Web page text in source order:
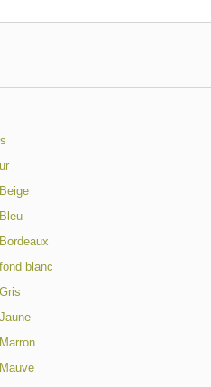
Beige
Bleu
Bordeaux
fond blanc
Gris
Jaune
Marron
Mauve